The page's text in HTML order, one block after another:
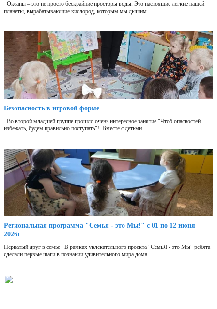
Океаны – это не просто бескрайние просторы воды. Это настоящие легкие нашей
планеты, вырабатывающие кислород, которым мы дышим....
Безопасность в игровой форме
Во второй младшей группе прошло очень интересное занятие "Чтоб опасностей
избежать, будем правильно поступать"! Вместе с детьми...
Региональная программа "Семья - это Мы!" с 01 по 12 июня
2026г
Пернатый друг в семье В рамках увлекательного проекта "СемьЯ - это Мы" ребята
сделали первые шаги в познании удивительного мира дома...